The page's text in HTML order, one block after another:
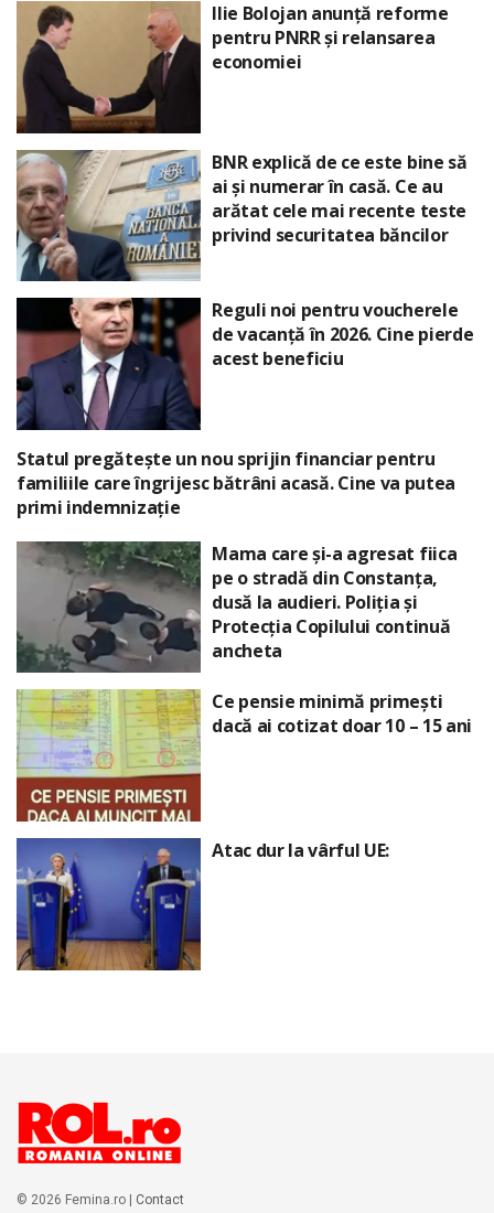
Ilie Bolojan anunță reforme
pentru PNRR și relansarea
economiei
BNR explică de ce este bine să
ai și numerar în casă. Ce au
arătat cele mai recente teste
privind securitatea băncilor
Reguli noi pentru voucherele
de vacanță în 2026. Cine pierde
acest beneficiu
Statul pregătește un nou sprijin financiar pentru
familiile care îngrijesc bătrâni acasă. Cine va putea
primi indemnizație
Mama care și-a agresat fiica
pe o stradă din Constanța,
dusă la audieri. Poliția și
Protecția Copilului continuă
ancheta
Ce pensie minimă primești
dacă ai cotizat doar 10 – 15 ani
Atac dur la vârful UE:
© 2026 Femina.ro | Contact